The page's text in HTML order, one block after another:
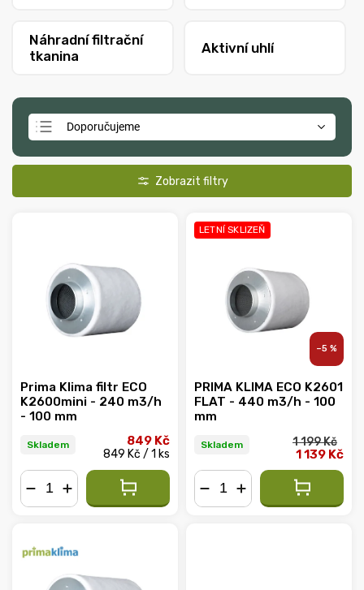
Náhradní filtrační
tkanina
Aktivní uhlí
Doporučujeme
Prima Klima filtr ECO
K2600mini - 240 m3/h
- 100 mm
Skladem 849 Kč
849 Kč / 1 ks
LETNÍ SKLIZEŇ
–5 %
PRIMA KLIMA ECO K2601
FLAT - 440 m3/h - 100
mm
Skladem 1 199 Kč
1 139 Kč